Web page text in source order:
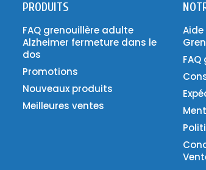
PRODUITS
FAQ grenouillère adulte
Alzheimer fermeture dans le
dos
Promotions
Nouveaux produits
Meilleures ventes